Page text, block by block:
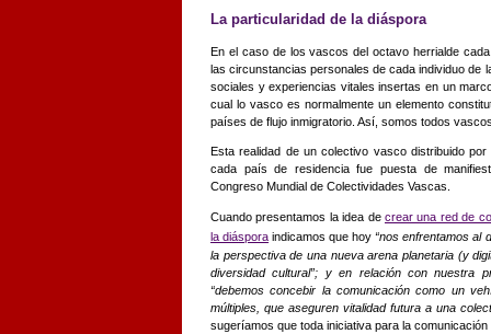
La particularidad de la diáspora
En el caso de los vascos del octavo herrialde
las circunstancias personales de cada individuo de
sociales y experiencias vitales insertas en un
cual lo vasco es normalmente un elemento
países de flujo inmigratorio. Así, somos todos
Esta realidad de un colectivo vasco distribuido
cada país de residencia fue puesta de
Congreso Mundial de Colectividades Vascas.
Cuando presentamos la idea de crear una red de
la diáspora indicamos que hoy “nos enfrentamos al
la perspectiva de una nueva arena planetaria (y
diversidad cultural”; y en relación con nuestra
“debemos concebir la comunicación como un
múltiples, que aseguren vitalidad futura a una
sugeríamos que toda iniciativa para la